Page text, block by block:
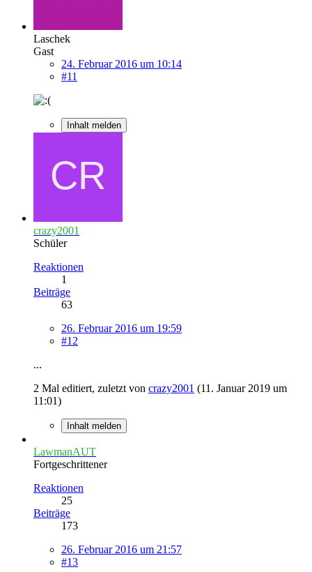
Laschek
Gast
24. Februar 2016 um 10:14
#11
Inhalt melden
crazy2001
Schüler
Reaktionen
1
Beiträge
63
26. Februar 2016 um 19:59
#12
...
2 Mal editiert, zuletzt von crazy2001 (11. Januar 2019 um
11:01)
Inhalt melden
LawmanAUT
Fortgeschrittener
Reaktionen
25
Beiträge
173
26. Februar 2016 um 21:57
#13